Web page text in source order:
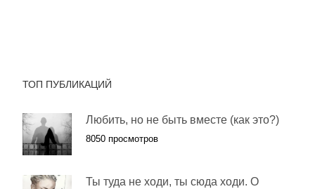
ТОП ПУБЛИКАЦИЙ
Любить, но не быть вместе (как это?)
8050 просмотров
Ты туда не ходи, ты сюда ходи. О